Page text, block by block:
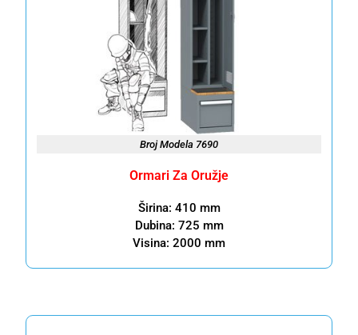
Broj Modela 7690
Ormari Za Oružje
Širina: 410 mm
Dubina: 725 mm
Visina: 2000 mm